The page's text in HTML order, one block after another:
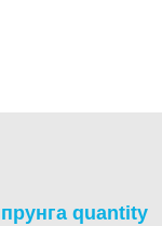
quantity